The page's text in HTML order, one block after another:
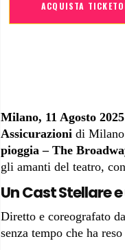
ACQUISTA
Milano, 11 Agosto 2025
Assicurazioni di
pioggia – The
gli amanti del teatro,
Un Cast Stellare
Diretto e coreografato da
senza tempo che ha